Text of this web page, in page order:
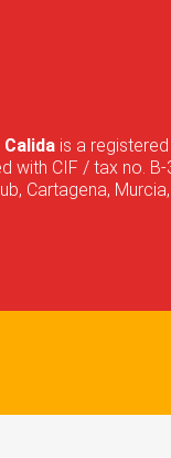
is a
with CIF / tax no.
Cartagena, Murcia,